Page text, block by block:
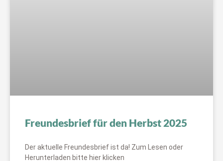
Freundesbrief für den Herbst 2025
Der aktuelle Freundesbrief ist da! Zum Lesen oder
Herunterladen bitte hier klicken